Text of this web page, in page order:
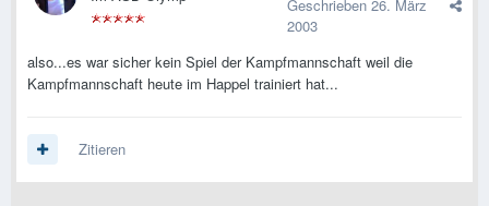
Geschrieben 26. März
2003
also...es war sicher kein Spiel der Kampfmannschaft weil die
Kampfmannschaft heute im Happel trainiert hat...
Zitieren